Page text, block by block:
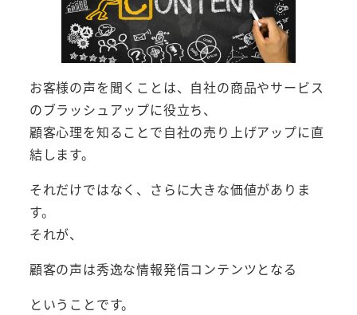
お客様の声を聞くことは、自社の商品やサービス
のブラッシュアップに役立ち、
顧客心理を知ることで自社の売り上げアップに直
結します。
それだけではなく、さらに大きな価値がありま
す。
それが、
顧客の声は秀逸な情報発信コンテンツとなる
ということです。